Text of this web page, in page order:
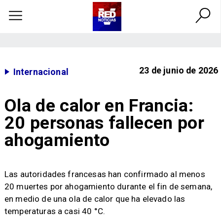
Internacional 23 de junio de 2026
Ola de calor en Francia:
20 personas fallecen por
ahogamiento
Las autoridades francesas han confirmado al menos
20 muertes por ahogamiento durante el fin de semana,
en medio de una ola de calor que ha elevado las
temperaturas a casi 40 °C.